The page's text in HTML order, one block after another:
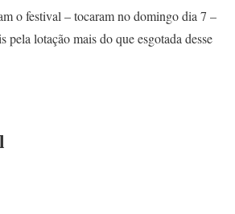
o festival – tocaram no domingo dia 7 –
pela lotação mais do que esgotada desse